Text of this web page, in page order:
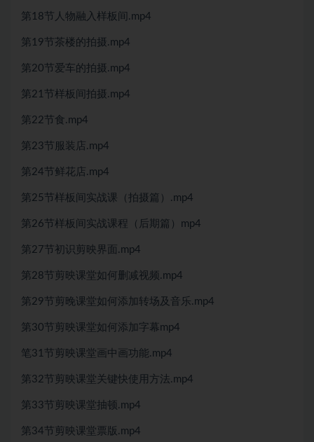
第18节人物融入样板间.mp4
第19节茶楼的拍摄.mp4
第20节爱车的拍摄.mp4
第21节样板间拍摄.mp4
第22节食.mp4
第23节服装店.mp4
第24节鲜花店.mp4
第25节样板间实战课（拍摄篇）.mp4
第26节样板间实战课程（后期篇）mp4
第27节初识剪映界面.mp4
第28节剪映课堂如何删减视频.mp4
第29节剪晚课堂如何添加转场及音乐.mp4
第30节剪映课堂如何添加字幕mp4
笔31节剪映课堂画中画功能.mp4
第32节剪映课堂关键快使用方法.mp4
第33节剪映课堂抽顿.mp4
第34节剪映课堂票版.mp4